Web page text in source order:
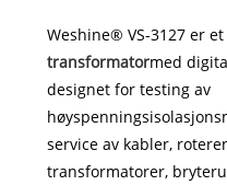
Weshine® VS-3127 er
transformatormed
designet for testing av
service av kabler,
transformatorer,